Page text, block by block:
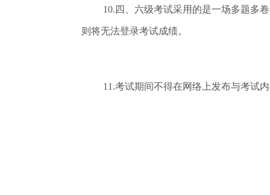
10.四、六级考试采用的是一场多题多
则将无法登录考试成绩。
11.考试期间不得在网络上发布与考试